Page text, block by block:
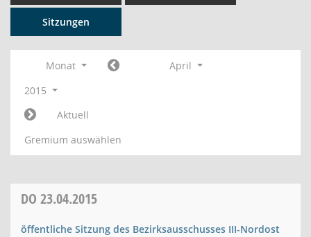
Sitzungen
Monat
April
2015
Aktuell
Gremium auswählen
DO 23.04.2015
öffentliche Sitzung des Bezirksausschusses III-Nordost